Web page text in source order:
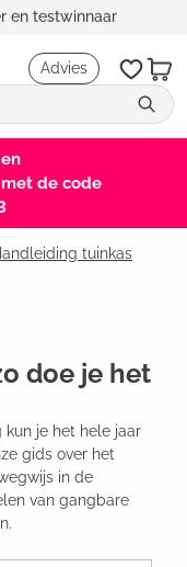
en testwinnaar
Advies
de code
tuinkas
doe je het
kun je het hele jaar
gids over het
in de
van gangbare